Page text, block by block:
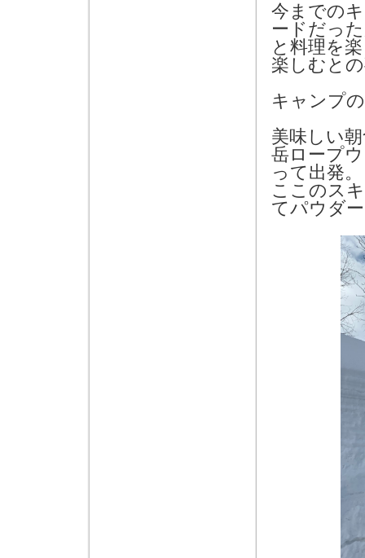
今までの
ードだっ
と料理を
楽しむと
キャンプ
美味しい
岳ロープ
って出発。
ここのス
てパウダ